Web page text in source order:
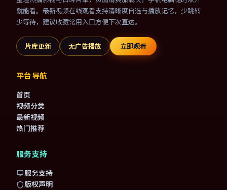
就能看。最新视频在线观看支持清晰度自选与播放记忆，少跳转
少等待，建议收藏常用入口方便下次直达。
片库更新 无广告播放 立即观看
平台导航
首页
视频分类
最新视频
热门推荐
服务支持
服务支持
版权声明